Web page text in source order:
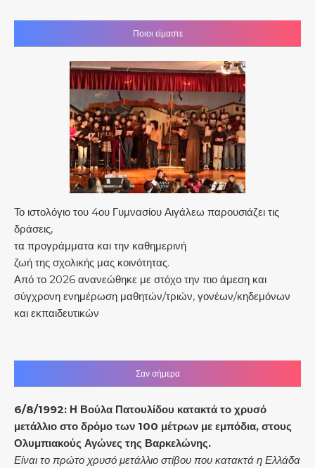
Ποιοι είμαστε
Το ιστολόγιο του 4ου Γυμνασίου Αιγάλεω παρουσιάζει τις
δράσεις,
τα προγράμματα και την καθημερινή
ζωή της σχολικής μας κοινότητας.
Από το 2026 ανανεώθηκε με στόχο την πιο άμεση και
σύγχρονη ενημέρωση μαθητών/τριών, γονέων/κηδεμόνων
και εκπαιδευτικών
Σαν σήμερα
6/8/1992: Η Βούλα Πατουλίδου κατακτά το χρυσό
μετάλλιο στο δρόμο των 100 μέτρων με εμπόδια, στους
Ολυμπιακούς Αγώνες της Βαρκελώνης.
Είναι το πρώτο χρυσό μετάλλιο στίβου που κατακτά η Ελλάδα